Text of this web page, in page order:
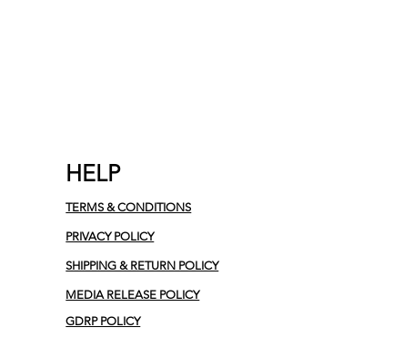
HELP
TERMS & CONDITIONS
PRIVACY POLICY
SHIPPING & RETURN POLICY
MEDIA RELEASE POLICY
GDRP POLICY